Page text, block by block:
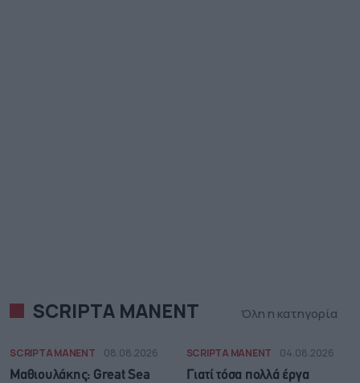
SCRIPTA MANENT Όλη η κατηγορία
SCRIPTA MANENT 08.08.2026
Μαθιουλάκης: Great Sea
SCRIPTA MANENT 04.08.2026
Γιατί τόσα πολλά έργα